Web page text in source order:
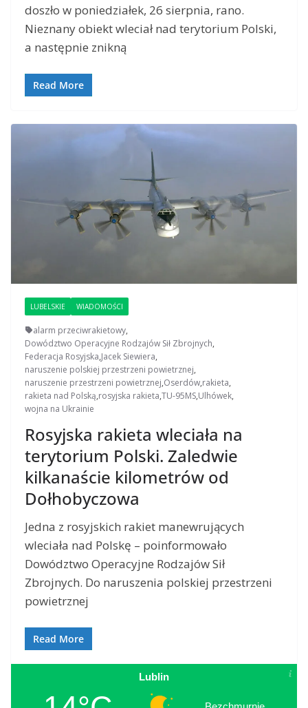
doszło w poniedziałek, 26 sierpnia, rano.
Nieznany obiekt wleciał nad terytorium Polski,
a następnie znikną
Read More
LUBELSKIE WIADOMOŚCI
alarm przeciwrakietowy,
Dowództwo Operacyjne Rodzajów Sił Zbrojnych,
Federacja Rosyjska,Jacek Siewiera,
naruszenie polskiej przestrzeni powietrznej,
naruszenie przestrzeni powietrznej,Oserdów,rakieta,
rakieta nad Polską,rosyjska rakieta,TU-95MS,Ulhówek,
wojna na Ukrainie
Rosyjska rakieta wleciała na
terytorium Polski. Zaledwie
kilkanaście kilometrów od
Dołhobyczowa
Jedna z rosyjskich rakiet manewrujących
wleciała nad Polskę – poinformowało
Dowództwo Operacyjne Rodzajów Sił
Zbrojnych. Do naruszenia polskiej przestrzeni
powietrznej
Read More
Lublin